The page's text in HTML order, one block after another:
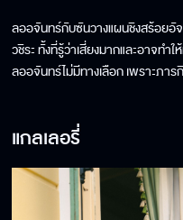
ลออจันทร์กับซันวางแผนชิงสร้อย
วชิระ ทั้งที่รู้ว่าเสี่ยงมากและอาจทำ
ลออจันทร์ไม่มีทางเลือก เพราะภา
แกลเลอรี่